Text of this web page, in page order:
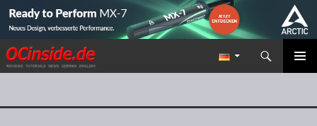
Redaktion ocinside.de PC Hardware Portal
Suchen
ZUM INHALT SPRINGEN